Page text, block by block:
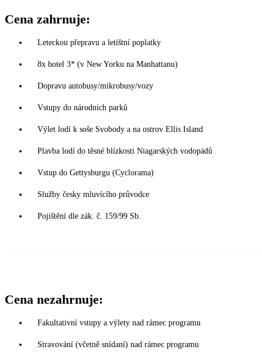
Cena zahrnuje:
Leteckou přepravu a letištní poplatky
8x hotel 3* (v New Yorku na Manhattanu)
Dopravu autobusy/mikrobusy/vozy
Vstupy do národních parků
Výlet lodí k soše Svobody a na ostrov Ellis Island
Plavba lodí do těsné blízkosti Niagarských vodopádů
Vstup do Gettysburgu (Cyclorama)
Služby česky mluvícího průvodce
Pojištění dle zák. č. 159/99 Sb.
Cena nezahrnuje:
Fakultativní vstupy a výlety nad rámec programu
Stravování (včetně snídaní) nad rámec programu